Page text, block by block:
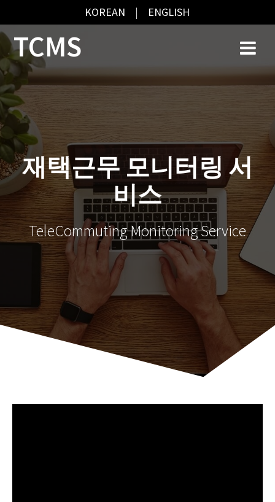
KOREAN | ENGLISH
TCMS
재택근무 모니터링 서
비스
TeleCommuting Monitoring Service